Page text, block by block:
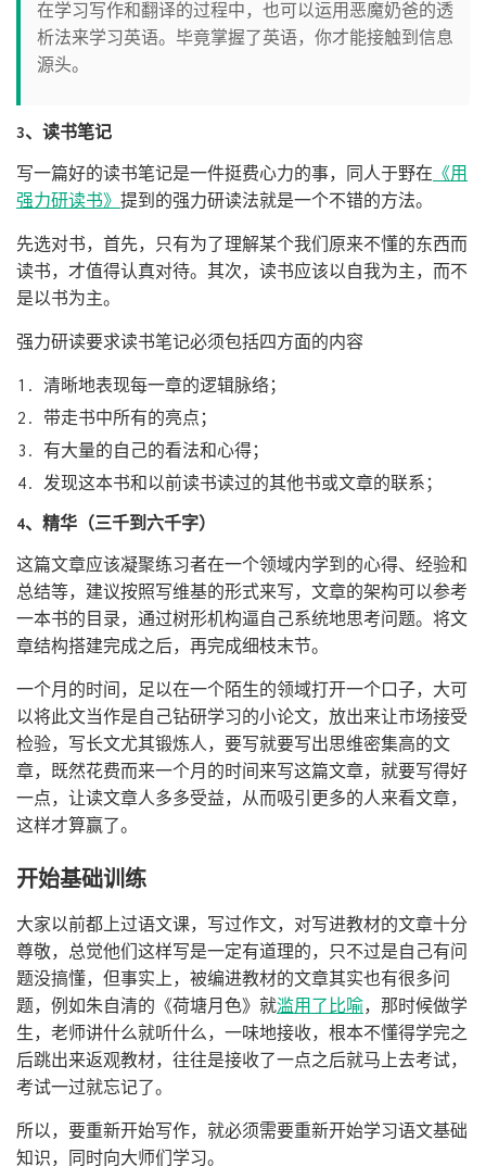
在学习写作和翻译的过程中，也可以运用恶魔奶爸的透
析法来学习英语。毕竟掌握了英语，你才能接触到信息
源头。
3、读书笔记
写一篇好的读书笔记是一件挺费心力的事，同人于野在 《用
强力研读书》 提到的强力研读法就是一个不错的方法。
先选对书，首先，只有为了理解某个我们原来不懂的东西而
读书，才值得认真对待。其次，读书应该以自我为主，而不
是以书为主。
强力研读要求读书笔记必须包括四方面的内容
清晰地表现每一章的逻辑脉络；
带走书中所有的亮点；
有大量的自己的看法和心得；
发现这本书和以前读书读过的其他书或文章的联系；
4、精华（三千到六千字）
这篇文章应该凝聚练习者在一个领域内学到的心得、经验和
总结等，建议按照写维基的形式来写，文章的架构可以参考
一本书的目录，通过树形机构逼自己系统地思考问题。将文
章结构搭建完成之后，再完成细枝末节。
一个月的时间，足以在一个陌生的领域打开一个口子，大可
以将此文当作是自己钻研学习的小论文，放出来让市场接受
检验，写长文尤其锻炼人，要写就要写出思维密集高的文
章，既然花费而来一个月的时间来写这篇文章，就要写得好
一点，让读文章人多多受益，从而吸引更多的人来看文章，
这样才算赢了。
开始基础训练
大家以前都上过语文课，写过作文，对写进教材的文章十分
尊敬，总觉他们这样写是一定有道理的，只不过是自己有问
题没搞懂，但事实上，被编进教材的文章其实也有很多问
题，例如朱自清的《荷塘月色》就滥用了比喻，那时候做学
生，老师讲什么就听什么，一味地接收，根本不懂得学完之
后跳出来返观教材，往往是接收了一点之后就马上去考试，
考试一过就忘记了。
所以，要重新开始写作，就必须需要重新开始学习语文基础
知识，同时向大师们学习。